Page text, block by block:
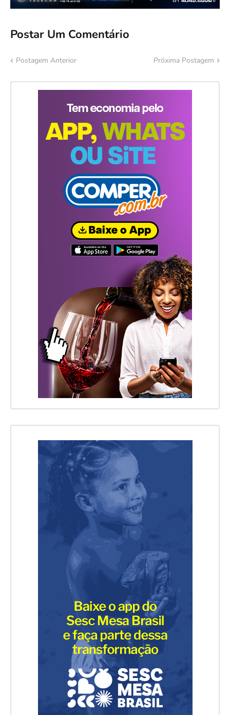
Postar Um Comentário
Postagem Anterior Próxima Postagem